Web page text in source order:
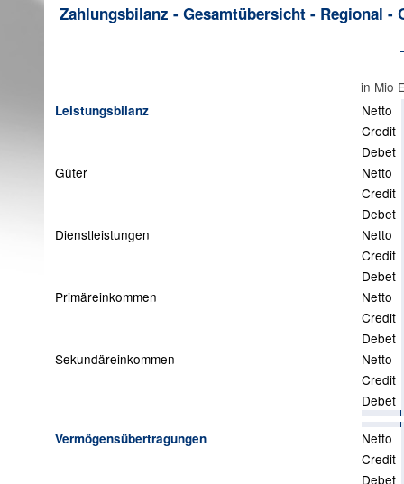
Zahlungsbilanz - Gesamtübersicht - Regional -
in Mio
Leistungsbilanz
Netto
Credit
Debet
Güter
Netto
Credit
Debet
Dienstleistungen
Netto
Credit
Debet
Primäreinkommen
Netto
Credit
Debet
Sekundäreinkommen
Netto
Credit
Debet
Vermögensübertragungen
Netto
Credit
Debet